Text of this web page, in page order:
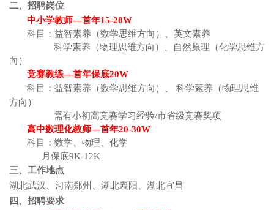
二、招聘岗位
中小学教师—首年15-20W
科目：益智素养（数学思维方向）、英文素养
科学素养（物理思维方向）、自然原理（化学思维方
向）
竞赛教练—首年保底20W
科目：益智素养（数学思维方向）、
科学素养（物理思维
方向）
需有小初高竞赛学习经验/市省级竞赛奖项
高中数理化教师—首年20-30W
科目：数学、物理、化学
月保底9K-12K
三、 工作地点
湖北武汉、河南郑州、湖北襄阳
湖北宜昌
四、 招聘要求